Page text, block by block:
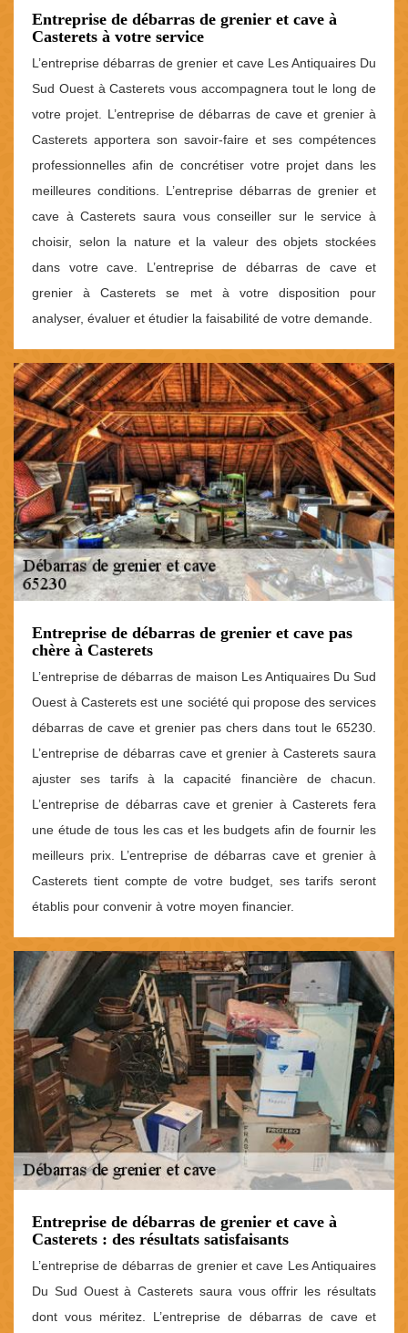
Entreprise de débarras de grenier et cave à
Casterets à votre service
L’entreprise débarras de grenier et cave Les Antiquaires Du
Sud Ouest à Casterets vous accompagnera tout le long de
votre projet. L’entreprise de débarras de cave et grenier à
Casterets apportera son savoir-faire et ses compétences
professionnelles afin de concrétiser votre projet dans les
meilleures conditions. L’entreprise débarras de grenier et
cave à Casterets saura vous conseiller sur le service à
choisir, selon la nature et la valeur des objets stockées
dans votre cave. L’entreprise de débarras de cave et
grenier à Casterets se met à votre disposition pour
analyser, évaluer et étudier la faisabilité de votre demande.
Entreprise de débarras de grenier et cave pas
chère à Casterets
L’entreprise de débarras de maison Les Antiquaires Du Sud
Ouest à Casterets est une société qui propose des services
débarras de cave et grenier pas chers dans tout le 65230.
L’entreprise de débarras cave et grenier à Casterets saura
ajuster ses tarifs à la capacité financière de chacun.
L’entreprise de débarras cave et grenier à Casterets fera
une étude de tous les cas et les budgets afin de fournir les
meilleurs prix. L’entreprise de débarras cave et grenier à
Casterets tient compte de votre budget, ses tarifs seront
établis pour convenir à votre moyen financier.
Entreprise de débarras de grenier et cave à
Casterets : des résultats satisfaisants
L’entreprise de débarras de grenier et cave Les Antiquaires
Du Sud Ouest à Casterets saura vous offrir les résultats
dont vous méritez. L’entreprise de débarras de cave et